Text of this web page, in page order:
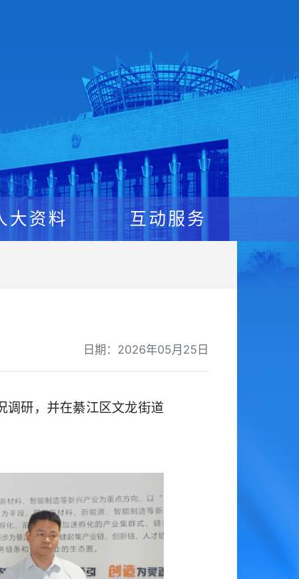
大资料 互动服务
日期：2026年05月25日
调研，并在綦江区文龙街道